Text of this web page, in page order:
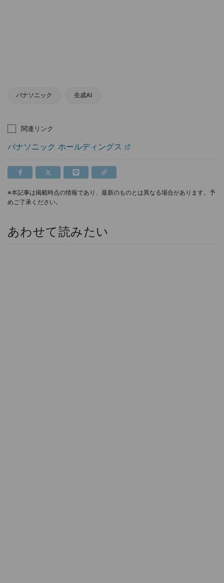
パナソニック 生成AI
関連リンク
パナソニック ホールディングス
※本記事は掲載時点の情報であり、最新のものとは異なる場合があります。予
めご了承ください。
あわせて読みたい